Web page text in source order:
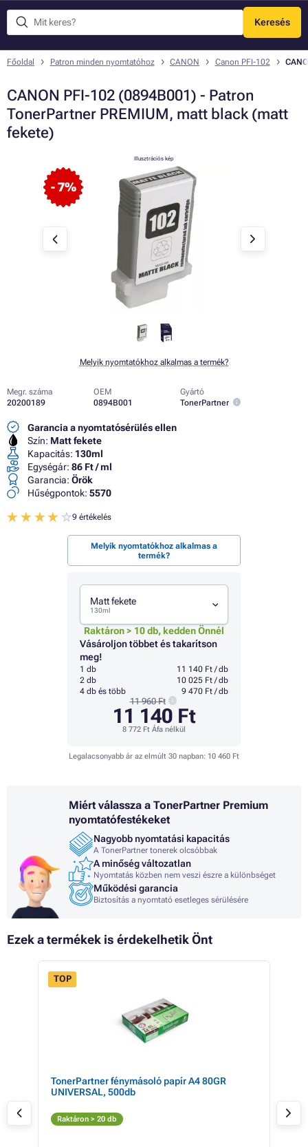
Keresés
Menü
Főoldal Patron minden nyomtatóhoz CANON Canon PFI-102
CANON PFI-102 (0894B001) - Patron
TonerPartner PREMIUM, matt black (matt
fekete)
- 7%
Illusztrációs kép
Melyik nyomtatókhoz alkalmas a termék?
Megr. száma
20200189
OEM
0894B001
Gyártó
TonerPartner
Garancia a nyomtatósérülés ellen
Szín: Matt fekete
Kapacitás: 130ml
Egységár: 86 Ft / ml
Garancia: Örök
Hűségpontok: 5570
9 értékelés
Melyik nyomtatókhoz alkalmas a
termék?
Matt fekete
130ml
Raktáron > 10 db, kedden Önnél
Vásároljon többet és takarítson
meg!
1 db
11 140 Ft / db
2 db
10 025 Ft / db
4 db és több
9 470 Ft / db
11 960 Ft
11 140 Ft
8 772 Ft Áfa nélkül
Legalacsonyabb ár az elmúlt 30 napban: 10 460 Ft
Miért válassza a TonerPartner Premium
nyomtatófestékeket
Nagyobb nyomtatási kapacitás
A TonerPartner tonerek olcsóbbak
A minőség változatlan
Nyomtatás közben nem veszi észre a különbséget
Működési garancia
Biztosítás a nyomtató esetleges sérülésére
Ezek a termékek is érdekelhetik Önt
TOP
TonerPartner fénymásoló papír A4 80GR
UNIVERSAL, 500db
Raktáron > 20 db